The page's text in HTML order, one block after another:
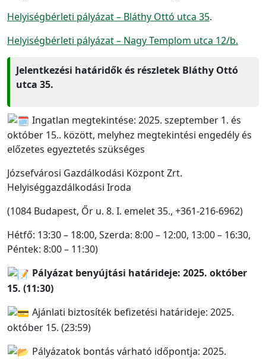
Helyiségbérleti pályázat – Bláthy Ottó utca 35.
Helyiségbérleti pályázat – Nagy Templom utca 12/b.
Jelentkezési határidők és részletek Bláthy Ottó
utca 35.
Ingatlan megtekintése: 2025. szeptember 1. és
október 15.. között, melyhez megtekintési engedély és
előzetes egyeztetés szükséges
Józsefvárosi Gazdálkodási Központ Zrt.
Helyiséggazdálkodási Iroda
(1084 Budapest, Őr u. 8. I. emelet 35., +361-216-6962)
Hétfő: 13:30 – 18:00, Szerda: 8:00 – 12:00, 13:00 – 16:30,
Péntek: 8:00 – 11:30)
Pályázat benyújtási határideje: 2025. október
15. (11:30)
Ajánlati biztosíték befizetési határideje: 2025.
október 15. (23:59)
Pályázatok bontás várható időpontja: 2025.